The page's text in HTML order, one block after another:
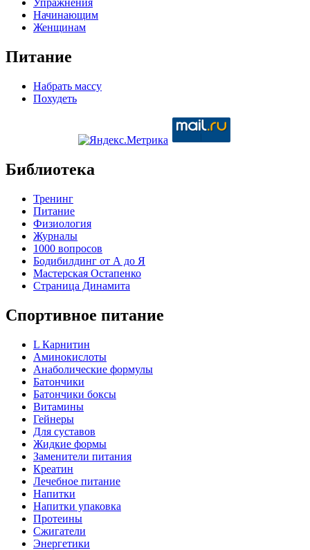
Упражнения
Начинающим
Женщинам
Питание
Набрать массу
Похудеть
Библиотека
Тренинг
Питание
Физиология
Журналы
1000 вопросов
Бодибилдинг от А до Я
Мастерская Остапенко
Страница Динамита
Спортивное питание
L Карнитин
Аминокислоты
Анаболические формулы
Батончики
Батончики боксы
Витамины
Гейнеры
Для суставов
Жидкие формы
Заменители питания
Креатин
Лечебное питание
Напитки
Напитки упаковка
Протеины
Сжигатели
Энергетики